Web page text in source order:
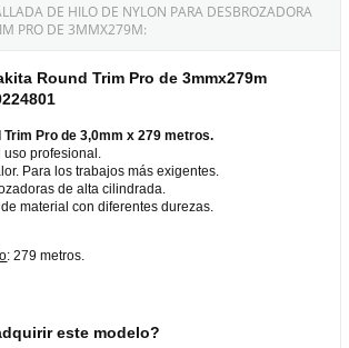
DE HILO DE NYLON PARA DESBROZADORA
PRO DE 3MMX279M:
Round Trim Pro de 3mmx279m
Trim Pro de 3,0mm x 279 metros.
profesional.
Para los trabajos más exigentes.
de alta cilindrada.
material con diferentes durezas.
: 279 metros.
este modelo?